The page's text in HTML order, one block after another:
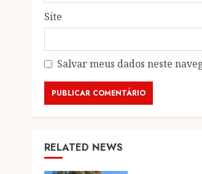
Site
Salvar meus dados neste
RELATED NEWS